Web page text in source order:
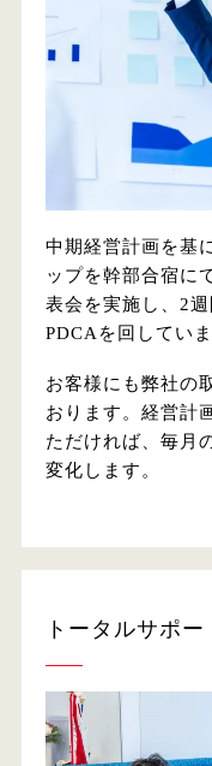
中期経営計画を基
ップを幹部合宿に
表会を実施し、2
PDCAを回していま
お客様にも弊社の
おります。経営計
ただければ、毎月
変化します。
トータルサポー